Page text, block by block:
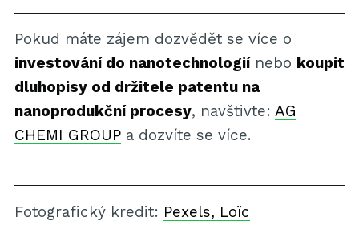
Pokud máte zájem dozvědět se více o
investování do nanotechnologiínebo koupit
dluhopisy od držitele patentu na
nanoprodukční procesy, navštivte: AG
CHEMI GROUPa dozvíte se více.
Fotografický kredit: Pexels, Loïc